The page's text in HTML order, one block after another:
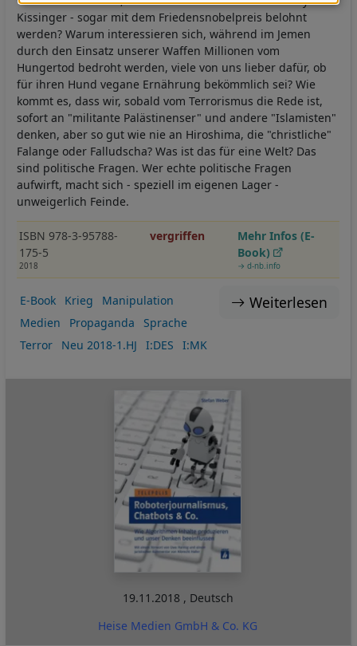
Kissinger - sogar mit dem Friedensnobelpreis belohnt
werden? Warum interessieren sich, während im Jemen
durch den Einsatz unserer Waffen Millionen vom
Hungertod bedroht werden, viele von uns lieber dafür, ob
für ihren Hund vegane Ernährung bekömmlich sei? Wie
kommt es, dass wir, sobald vom Terrorismus die Rede ist,
sofort an "militante Palästinenser" und andere "Islamisten"
denken, aber so gut wie nie an Hiroshima, die "christliche"
Falange oder Falludscha? Was ist das für eine Welt? Das
sind politische Fragen. Wer echte politische Fragen
aufwirft, macht sich - speziell im eigenen Lager -
unweigerlich Feinde.
ISBN 978-3-95788-
175-5
2018
vergriffen
Mehr Infos (E-
Book)
→ d-nb.info
Weiterlesen
E-Book Krieg
Manipulation
Medien
Propaganda
Sprache
Terror
Neu 2018-1.HJ I:DES I:MK
19.11.2018 , Deutsch
Heise Medien GmbH & Co. KG
und
Cookies